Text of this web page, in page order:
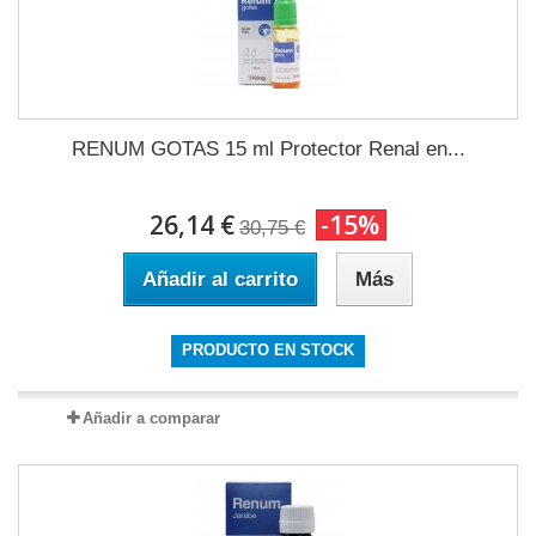
RENUM GOTAS 15 ml Protector Renal en...
26,14 € 30,75 € -15%
Añadir al carrito Más
PRODUCTO EN STOCK
Añadir a comparar